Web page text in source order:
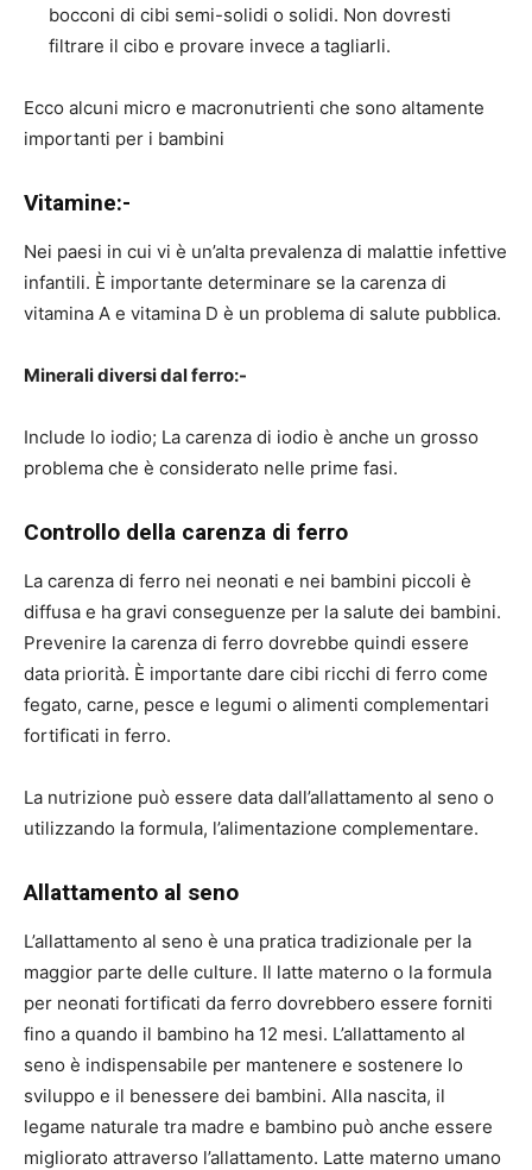
bocconi di cibi semi-solidi o solidi. Non dovresti
filtrare il cibo e provare invece a tagliarli.
Ecco alcuni micro e macronutrienti che sono altamente
importanti per i bambini
Vitamine:-
Nei paesi in cui vi è un’alta prevalenza di malattie infettive
infantili. È importante determinare se la carenza di
vitamina A e vitamina D è un problema di salute pubblica.
Minerali diversi dal ferro:-
Include lo iodio; La carenza di iodio è anche un grosso
problema che è considerato nelle prime fasi.
Controllo della carenza di ferro
La carenza di ferro nei neonati e nei bambini piccoli è
diffusa e ha gravi conseguenze per la salute dei bambini.
Prevenire la carenza di ferro dovrebbe quindi essere
data priorità. È importante dare cibi ricchi di ferro come
fegato, carne, pesce e legumi o alimenti complementari
fortificati in ferro.
La nutrizione può essere data dall’allattamento al seno o
utilizzando la formula, l’alimentazione complementare.
Allattamento al seno
L’allattamento al seno è una pratica tradizionale per la
maggior parte delle culture. Il latte materno o la formula
per neonati fortificati da ferro dovrebbero essere forniti
fino a quando il bambino ha 12 mesi. L’allattamento al
seno è indispensabile per mantenere e sostenere lo
sviluppo e il benessere dei bambini. Alla nascita, il
legame naturale tra madre e bambino può anche essere
migliorato attraverso l’allattamento. Latte materno umano